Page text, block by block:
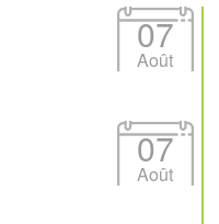
07
Août
07
Août